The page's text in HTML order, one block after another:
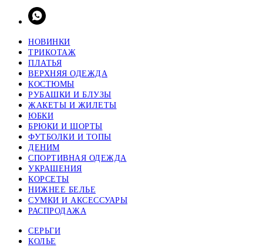
НОВИНКИ
ТРИКОТАЖ
ПЛАТЬЯ
ВЕРХНЯЯ ОДЕЖДА
КОСТЮМЫ
РУБАШКИ И БЛУЗЫ
ЖАКЕТЫ И ЖИЛЕТЫ
ЮБКИ
БРЮКИ И ШОРТЫ
ФУТБОЛКИ И ТОПЫ
ДЕНИМ
СПОРТИВНАЯ ОДЕЖДА
УКРАШЕНИЯ
КОРСЕТЫ
НИЖНЕЕ БЕЛЬЕ
СУМКИ И АКСЕССУАРЫ
РАСПРОДАЖА
СЕРЬГИ
КОЛЬЕ